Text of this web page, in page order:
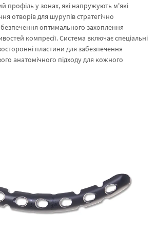
профіль у зонах, які напружують м'які
отворів для шурупів стратегічно
оптимального захоплення
компресії. Система включає спеціальні
пластини для забезпечення
анатомічного підходу для кожного